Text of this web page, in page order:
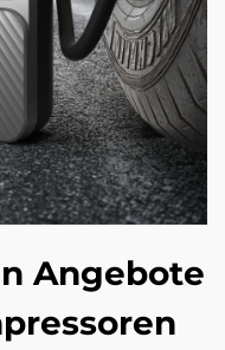
Angebote